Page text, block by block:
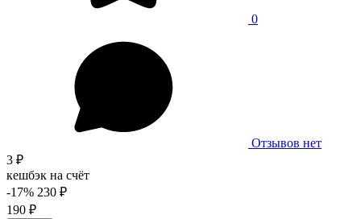
0
Отзывов нет
3 ₽
кешбэк на счёт
-17% 230 ₽
190 ₽